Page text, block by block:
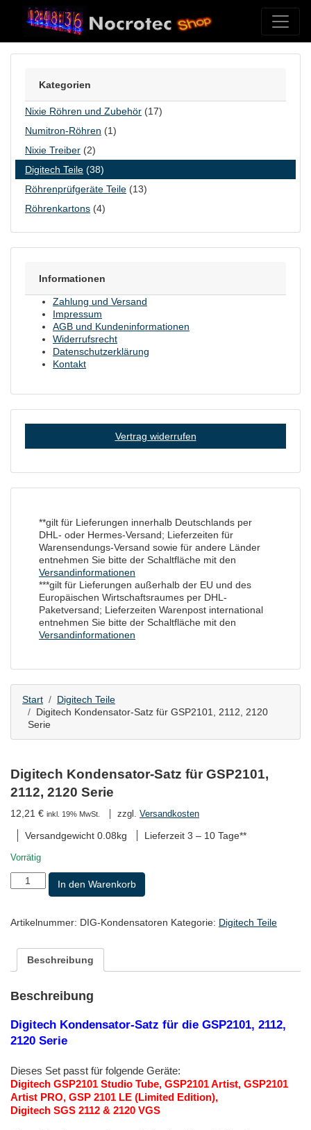
Skip to content
Start
Digitech Teile
Digitech Kondensator-Satz für GSP2101, 2112, 2120
Serie
Digitech Kondensator-Satz für GSP2101,
2112, 2120 Serie
12,21 € inkl. 19% MwSt. zzgl. Versandkosten
Versandgewicht 0.08kg Lieferzeit 3 – 10 Tage**
Vorrätig
Digitech
Kondensator-
GSP2101,
2120
Serie
In den Warenkorb
Artikelnummer: DIG-Kondensatoren Kategorie: Digitech Teile
Beschreibung
Beschreibung
Digitech Kondensator-Satz für die GSP2101, 2112,
2120 Serie
Dieses Set passt für folgende Geräte:
Digitech GSP2101 Studio Tube, GSP2101 Artist, GSP2101
Artist PRO, GSP 2101 LE (Limited Edition),
Digitech SGS 2112 & 2120 VGS
Kategorien
Nixie Röhren und Zubehör (17)
Numitron-Röhren (1)
Nixie Treiber (2)
Digitech Teile (38)
Röhrenprüfgeräte Teile (13)
Röhrenkartons (4)
Informationen
Zahlung und Versand
Impressum
AGB und Kundeninformationen
Widerrufsrecht
Datenschutzerklärung
Kontakt
Vertrag widerrufen
**gilt für Lieferungen innerhalb Deutschlands per
DHL- oder Hermes-Versand; Lieferzeiten für
Warensendungs-Versand sowie für andere Länder
entnehmen Sie bitte der Schaltfläche mit den
Versandinformationen
***gilt für Lieferungen außerhalb der EU und des
Europäischen Wirtschaftsraumes per DHL-
Paketversand; Lieferzeiten Warenpost international
entnehmen Sie bitte der Schaltfläche mit den
Versandinformationen